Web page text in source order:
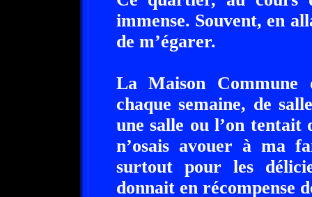
immense. Souvent, en
de m’égarer.
La Maison
chaque semaine, de
une salle ou l’on tentait
n’osais avouer à ma
surtout pour les
donnait en récompense